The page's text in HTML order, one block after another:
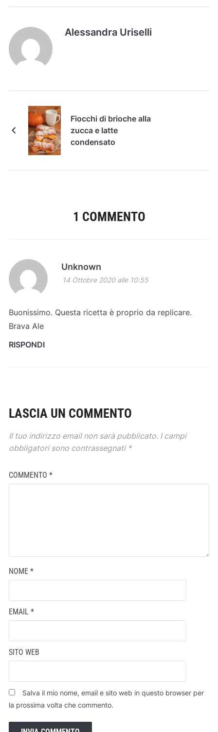
Alessandra Uriselli
Fiocchi di brioche alla
zucca e latte
condensato
1 COMMENTO
Unknown
14 Ottobre 2020 alle 10:55
Buonissimo. Questa ricetta è proprio da replicare.
Brava Ale
RISPONDI
LASCIA UN COMMENTO
Il tuo indirizzo email non sarà pubblicato. I campi
obbligatori sono contrassegnati *
COMMENTO *
NOME *
EMAIL *
SITO WEB
Salva il mio nome, email e sito web in questo browser per
la prossima volta che commento.